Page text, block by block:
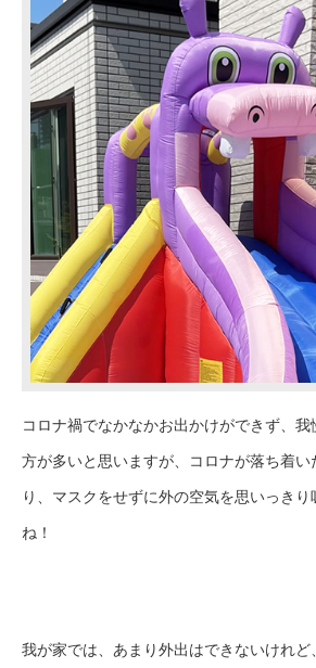
コロナ禍でなかなかお出かけができず、
方が多いと思いますが、コロナが落ち着い
り、マスクをせずに外の空気を思いっきり
ね！
我が家では、あまり外出はできないけれ